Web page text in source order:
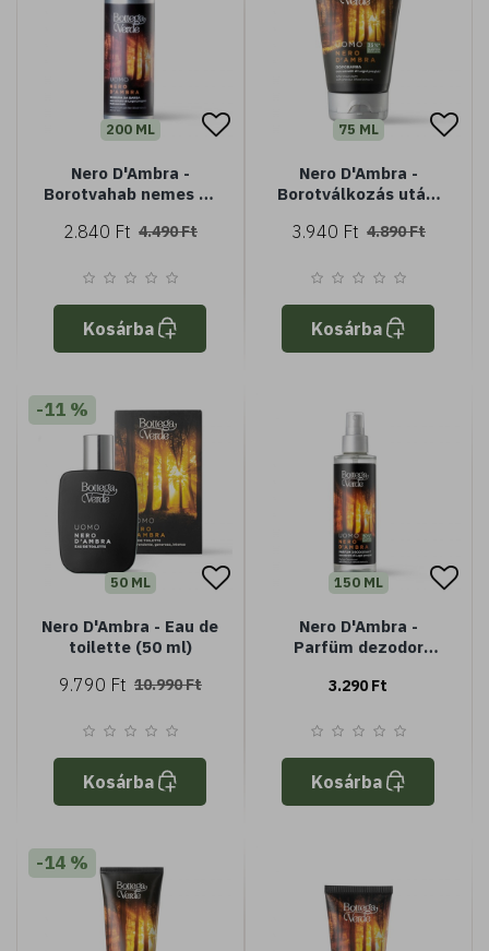
200 ML
Nero D'Ambra -
Borotvahab nemes fa
bőrre
2.840 Ft 4.490 Ft
Kosárba
75 ML
Nero D'Ambra -
Borotválkozás utáni
kivonatokkal
3.940 Ft 4.890 Ft
Kosárba
-11 %
50 ML
Nero D'Ambra - Eau de
toilette (50 ml)
9.790 Ft 10.990 Ft
Kosárba
150 ML
Nero D'Ambra -
Parfüm dezodor
kivonatokkal
3.290 Ft
Kosárba
-14 %